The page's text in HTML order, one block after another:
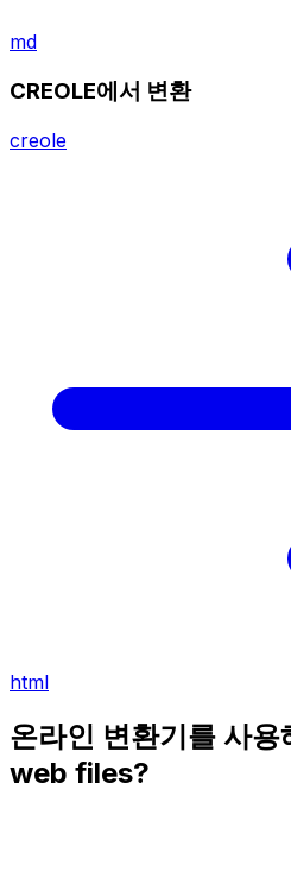
md
CREOLE에서 변환
creole
html
온라인 변환기를 사용
web files?